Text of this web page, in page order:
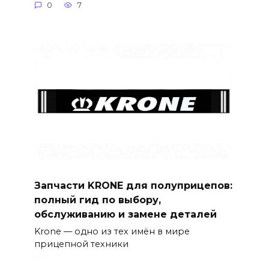
0 7
Запчасти KRONE для полуприцепов:
полный гид по выбору,
обслуживанию и замене деталей
Krone — одно из тех имён в мире
прицепной техники